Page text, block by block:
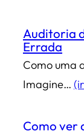
Auditoria
Errada
Como uma
Imagine…
Como ver